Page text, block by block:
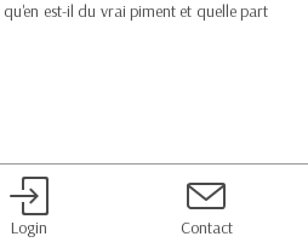
est-il du vrai piment et quelle part
Login Contact